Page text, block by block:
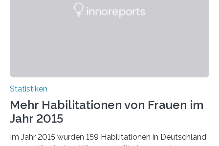
Statistiken
Mehr Habilitationen von Frauen im
Jahr 2015
Im Jahr 2015 wurden 159 Habilitationen in Deutschland